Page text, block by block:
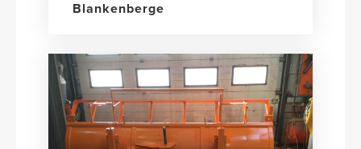
Blankenberge